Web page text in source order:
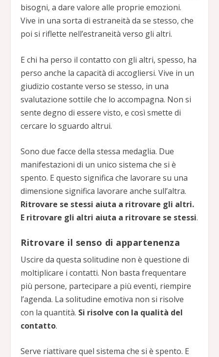
bisogni, a dare valore alle proprie emozioni.
Vive in una sorta di estraneità da se stesso, che
poi si riflette nell’estraneità verso gli altri.
E chi ha perso il contatto con gli altri, spesso, ha
perso anche la capacità di accogliersi. Vive in un
giudizio costante verso se stesso, in una
svalutazione sottile che lo accompagna. Non si
sente degno di essere visto, e così smette di
cercare lo sguardo altrui.
Sono due facce della stessa medaglia. Due
manifestazioni di un unico sistema che si è
spento. E questo significa che lavorare su una
dimensione significa lavorare anche sull’altra.
Ritrovare se stessi aiuta a ritrovare gli altri.
E ritrovare gli altri aiuta a ritrovare se stessi.
Ritrovare il senso di appartenenza
Uscire da questa solitudine non è questione di
moltiplicare i contatti. Non basta frequentare
più persone, partecipare a più eventi, riempire
l’agenda. La solitudine emotiva non si risolve
con la quantità. Si risolve con la qualità del
contatto.
Serve riattivare quel sistema che si è spento. E